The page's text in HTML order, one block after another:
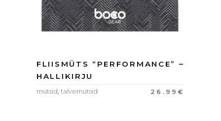
FLIISMÜTS “PERFORMANCE” –
HALLIKIRJU
26.99 €
mütsid talvemütsid